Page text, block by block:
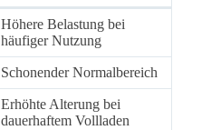
Höhere Belastung bei
häufiger Nutzung
Schonender Normalbereich
Erhöhte Alterung bei
dauerhaftem Vollladen